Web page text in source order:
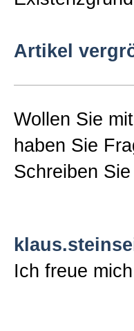
Artikel
Wollen Sie
haben Sie
Schreiben Sie
Ich freue